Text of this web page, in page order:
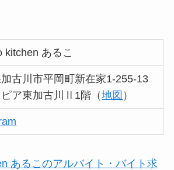
kitchen あるこ
古川市平岡町新在家1-255-13
ア東加古川Ⅱ1階（地図 ）
あるこのアルバイト・バイト求